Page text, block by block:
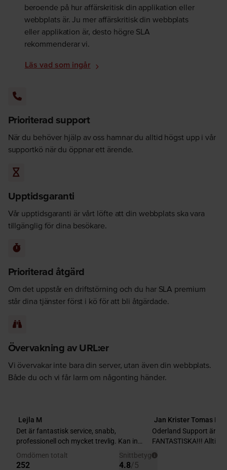
beroende på hur affärskritisk din applikation eller
webbplats är. Ju mer affärskritisk din webbplats
eller applikation är, desto högre SLA
rekommenderar vi.
Läs vad som ingår
Prioriterad support
När du behöver hjälp av oss hamnar du alltid högst upp i vår
supportkö när du öppnar ett ärende.
Upptidsgaranti
Vår upptidsgaranti är vårt löfte att din webbplats ska vara
tillgänglig för dina besökare.
Prioriterad åtgärd
Om det uppstår en driftstörning och du har SLA premium
står dina tjänster först i kö för att bli åtgärdade.
Övervakning av URL:er
Vi övervakar inte bara din server, utan även din webbplats.
Både du och vi får larm om någonting händer.